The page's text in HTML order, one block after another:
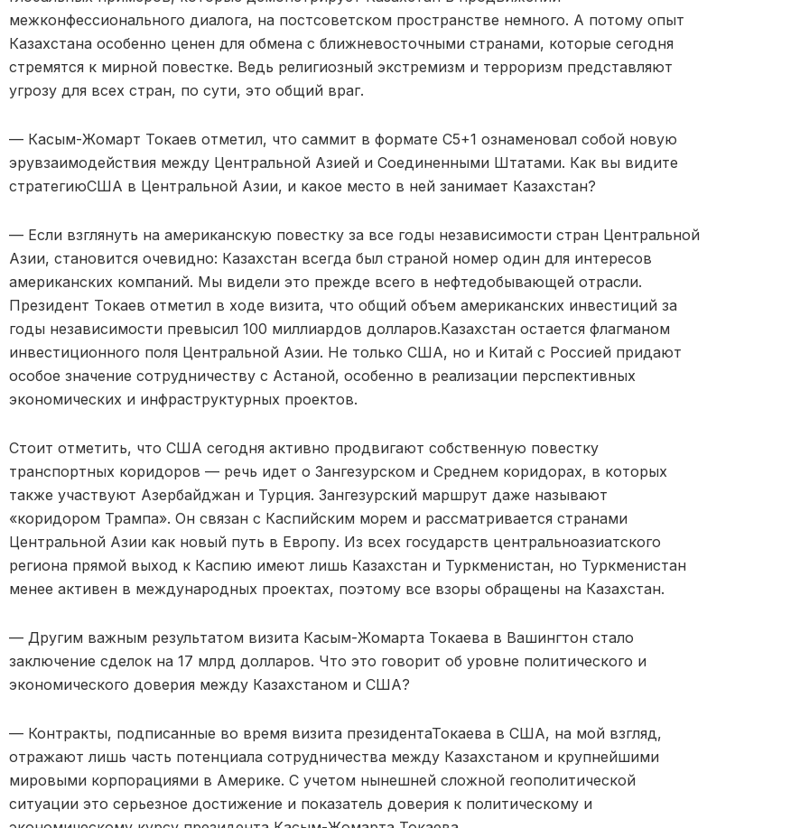
межконфессионального диалога, на постсоветском пространстве немного. А потому опыт
Казахстана особенно ценен для обмена с ближневосточными странами, которые сегодня
стремятся к мирной повестке. Ведь религиозный экстремизм и терроризм представляют
угрозу для всех стран, по сути, это общий враг.
— Касым-Жомарт Токаев отметил, что саммит в формате С5+1 ознаменовал собой новую
эрувзаимодействия между Центральной Азией и Соединенными Штатами. Как вы видите
стратегиюСША в Центральной Азии, и какое место в ней занимает Казахстан?
— Если взглянуть на американскую повестку за все годы независимости стран Центральной
Азии, становится очевидно: Казахстан всегда был страной номер один для интересов
американских компаний. Мы видели это прежде всего в нефтедобывающей отрасли.
Президент Токаев отметил в ходе визита, что общий объем американских инвестиций за
годы независимости превысил 100 миллиардов долларов.Казахстан остается флагманом
инвестиционного поля Центральной Азии. Не только США, но и Китай с Россией придают
особое значение сотрудничеству с Астаной, особенно в реализации перспективных
экономических и инфраструктурных проектов.
Стоит отметить, что США сегодня активно продвигают собственную повестку
транспортных коридоров — речь идет о Зангезурском и Среднем коридорах, в которых
также участвуют Азербайджан и Турция. Зангезурский маршрут даже называют
«коридором Трампа». Он связан с Каспийским морем и рассматривается странами
Центральной Азии как новый путь в Европу. Из всех государств центральноазиатского
региона прямой выход к Каспию имеют лишь Казахстан и Туркменистан, но Туркменистан
менее активен в международных проектах, поэтому все взоры обращены на Казахстан.
— Другим важным результатом визита Касым-Жомарта Токаева в Вашингтон стало
заключение сделок на 17 млрд долларов. Что это говорит об уровне политического и
экономического доверия между Казахстаном и США?
— Контракты, подписанные во время визита президентаТокаева в США, на мой взгляд,
отражают лишь часть потенциала сотрудничества между Казахстаном и крупнейшими
мировыми корпорациями в Америке. С учетом нынешней сложной геополитической
ситуации это серьезное достижение и показатель доверия к политическому и